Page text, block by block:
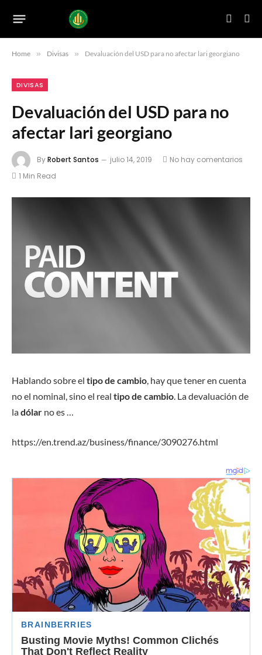
Home » Divisas » Devaluación del USD para no afectar lari georgiano
DIVISAS
Devaluación del USD para no
afectar lari georgiano
ByRobert Santos julio 14, 2019
No hay comentarios
1 Min Read
Hablando sobre el tipo de cambio , hay que tener en cuenta
no el nominal, sino el real tipo de cambio . La devaluación de
ladólar no es …
https://en.trend.az/business/finance/3090276.html